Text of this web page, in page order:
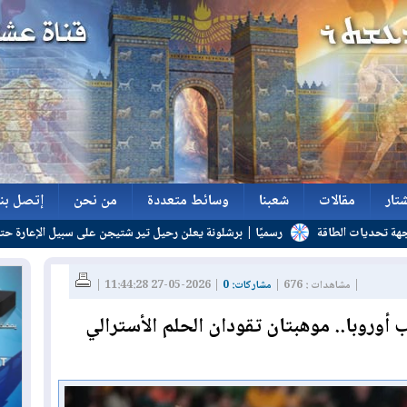
مقالات
مقالات
شعبنا
شعبنا
وسائط متعددة
وسائط متعددة
من نحن
من نحن
إتصل
إتصل
رسميًا | برشلونة يعلن رحيل تير شتيجن على سبيل الإعارة حتى 2027
| مشاهدات : 676 | مشاركات: 0
موهبتان تقودان الحلم الأسترالي